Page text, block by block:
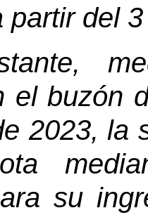
partir del
el buzón
2023, la
su